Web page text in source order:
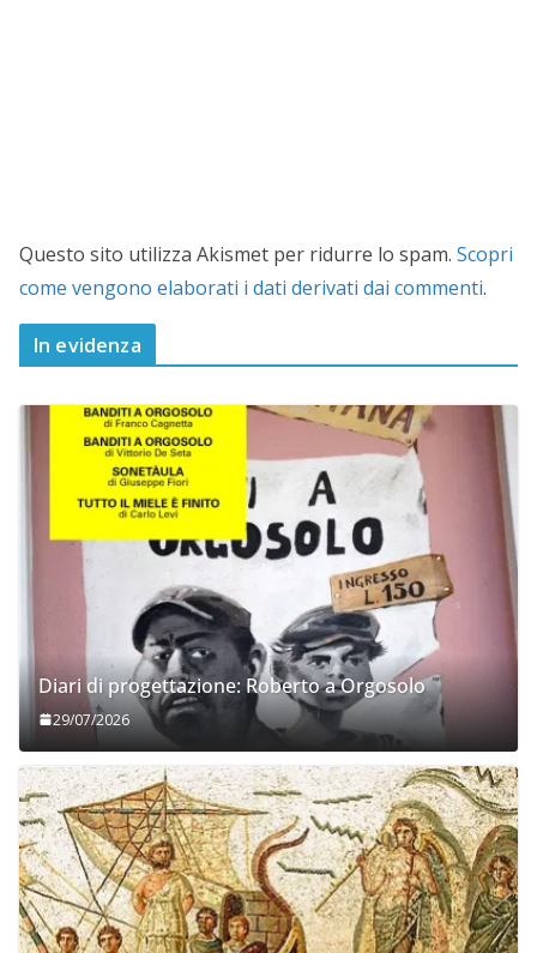
Questo sito utilizza Akismet per ridurre lo spam. Scopri
come vengono elaborati i dati derivati dai commenti.
In evidenza
Diari di progettazione: Roberto a Orgosolo
29/07/2026